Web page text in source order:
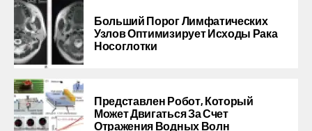
Больший Порог Лимфатических
Узлов Оптимизирует Исходы Рака
Носоглотки
Представлен Робот, Который
Может Двигаться За Счет
Отражения Водных Волн